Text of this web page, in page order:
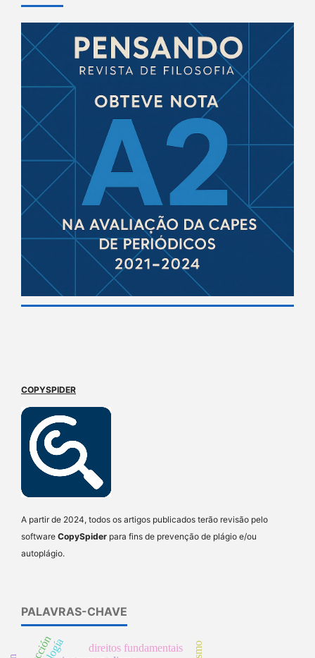
COPYSPIDER
A partir de 2024, todos os artigos publicados terão revisão pelo
software CopySpider para fins de prevenção de plágio e/ou
autoplágio.
PALAVRAS-CHAVE
direitos fundamentais
acción